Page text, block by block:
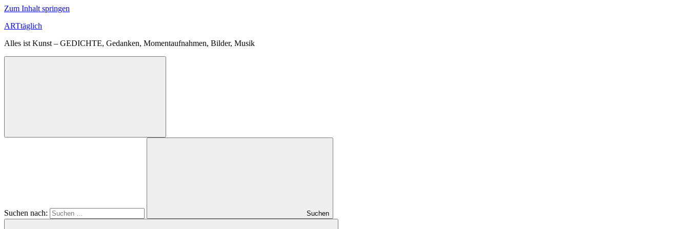
Zum Inhalt springen
ARTtäglich
Alles ist Kunst – GEDICHTE, Gedanken, Momentaufnahmen, Bilder, Musik
Suchen nach: Suchen